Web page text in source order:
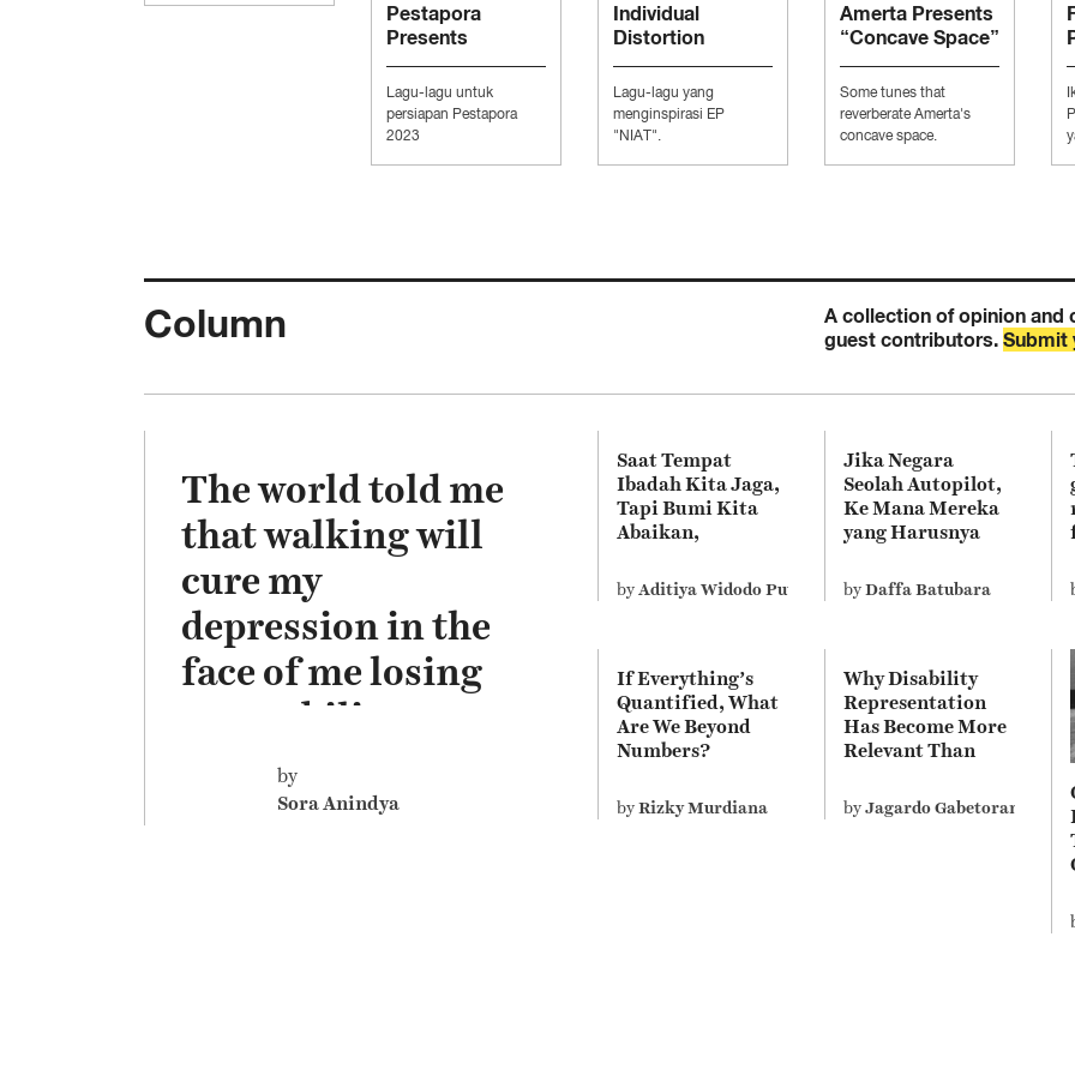
Pestapora
Presents
“Persiapan
Pesta”
Lagu-lagu untuk
persiapan Pestapora
2023
Individual
Distortion
Presents
“Moodboard to
Conquer The
Music Industry”
Lagu-lagu yang
menginspirasi EP
"NIAT".
Amerta Presents
“Concave Space”
Some tunes that
reverberate Amerta's
concave space.
Column
A collection of opinion and
guest contributors. Submit
The world told me
that walking will
cure my
depression in the
face of me losing
my mobility
by
Sora Anindya
Saat Tempat
Ibadah Kita Jaga,
Tapi Bumi Kita
Abaikan,
Sebenarnya
Ajaran Agama
byAditiya Widodo Putra
Jika Negara
Seolah Autopilot,
Ke Mana Mereka
yang Harusnya
byDaffa Batubara
If Everything’s
Quantified, What
Are We Beyond
Numbers?
byRizky Murdiana
Why Disability
Representation
Has Become More
Relevant Than
byJagardo Gabetorang